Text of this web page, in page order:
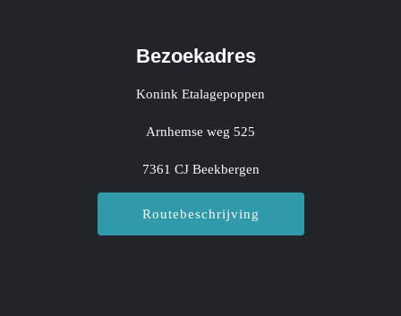
Bezoekadres
Konink Etalagepoppen
Arnhemse weg 525
7361 CJ Beekbergen
Routebeschrijving